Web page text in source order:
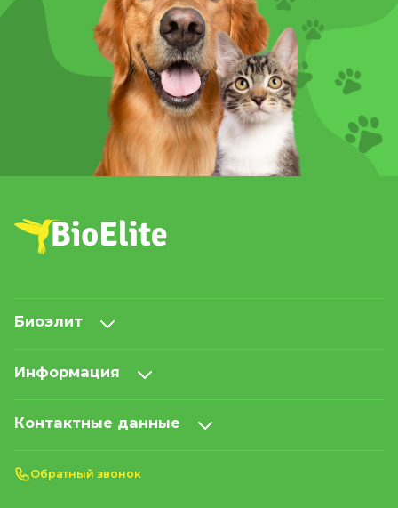
Биоэлит
Информация
Контактные данные
Обратный звонок